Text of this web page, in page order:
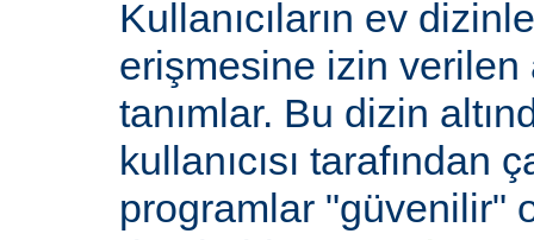
Kullanıcıların ev
erişmesine izin
tanımlar. Bu dizin
kullanıcısı tarafından
programlar "güvenilir"